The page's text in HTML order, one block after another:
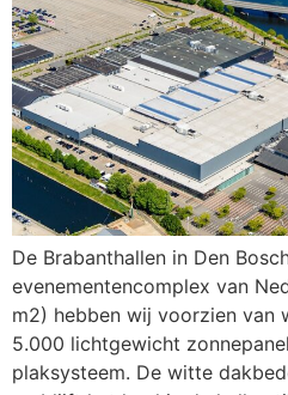
De Brabanthallen in Den
evenementencomplex van
m2) hebben wij voorzien van
5.000 lichtgewicht
plaksysteem. De witte